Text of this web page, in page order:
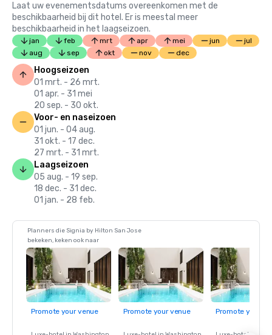
Laat uw evenementsdatums overeenkomen met de
beschikbaarheid bij dit hotel. Er is meestal meer
beschikbaarheid in het laagseizoen.
jan feb mrt apr mei jun
jul
aug
sep okt nov dec
Hoogseizoen
01 mrt. - 26 mrt.
01 apr. - 31 mei
20 sep. - 30 okt.
Voor- en naseizoen
01 jun. - 04 aug.
31 okt. - 17 dec.
27 mrt. - 31 mrt.
Laagseizoen
05 aug. - 19 sep.
18 dec. - 31 dec.
01 jan. - 28 feb.
Planners die Signia by Hilton San Jose
bekeken, keken ook naar
Promote your venue Promote your venue Promote your